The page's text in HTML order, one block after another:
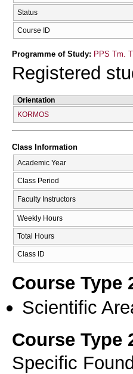
Status
Course ID
Programme of Study: PPS Tm.
Registered
Orientation
KORMOS
Class Information
Academic Year
Class Period
Faculty Instructors
Weekly Hours
Total Hours
Class ID
Course Type
Scientific
Course Type
Specific